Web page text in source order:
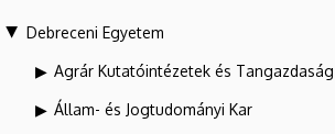
Debreceni Egyetem
Agrár Kutatóintézetek és Tangazdaság
Állam- és Jogtudományi Kar